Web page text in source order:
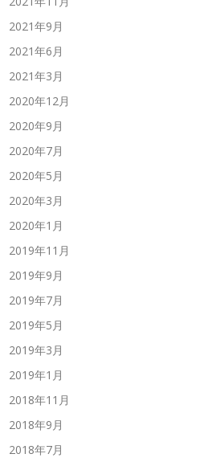
2021年9月
2021年6月
2021年3月
2020年12月
2020年9月
2020年7月
2020年5月
2020年3月
2020年1月
2019年11月
2019年9月
2019年7月
2019年5月
2019年3月
2019年1月
2018年11月
2018年9月
2018年7月